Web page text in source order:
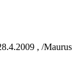
, /Maurus